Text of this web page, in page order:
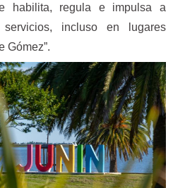
habilita, regula e impulsa a
incluso en lugares
Gómez”.